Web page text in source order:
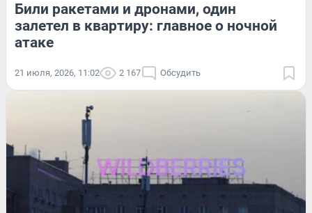
Били ракетами и дронами, один
залетел в квартиру: главное о ночной
атаке
21 июля, 2026, 11:02 2 167 Обсудить